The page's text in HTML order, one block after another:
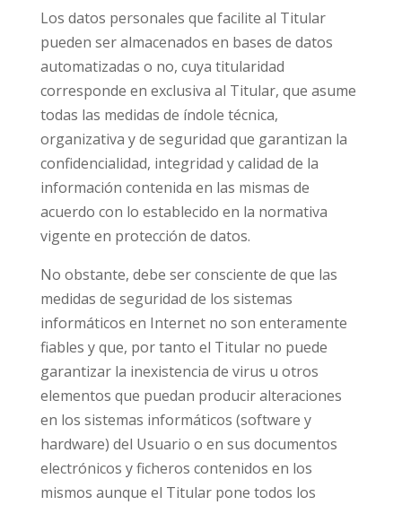
Los datos personales que facilite al Titular
pueden ser almacenados en bases de datos
automatizadas o no, cuya titularidad
corresponde en exclusiva al Titular, que asume
todas las medidas de índole técnica,
organizativa y de seguridad que garantizan la
confidencialidad, integridad y calidad de la
información contenida en las mismas de
acuerdo con lo establecido en la normativa
vigente en protección de datos.
No obstante, debe ser consciente de que las
medidas de seguridad de los sistemas
informáticos en Internet no son enteramente
fiables y que, por tanto el Titular no puede
garantizar la inexistencia de virus u otros
elementos que puedan producir alteraciones
en los sistemas informáticos (software y
hardware) del Usuario o en sus documentos
electrónicos y ficheros contenidos en los
mismos aunque el Titular pone todos los